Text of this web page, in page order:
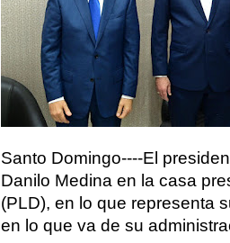
Santo Domingo----El
Danilo Medina en la casa
(PLD), en lo que representa
en lo que va de su